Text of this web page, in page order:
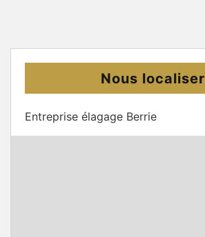
Nous localiser
Entreprise élagage Berrie